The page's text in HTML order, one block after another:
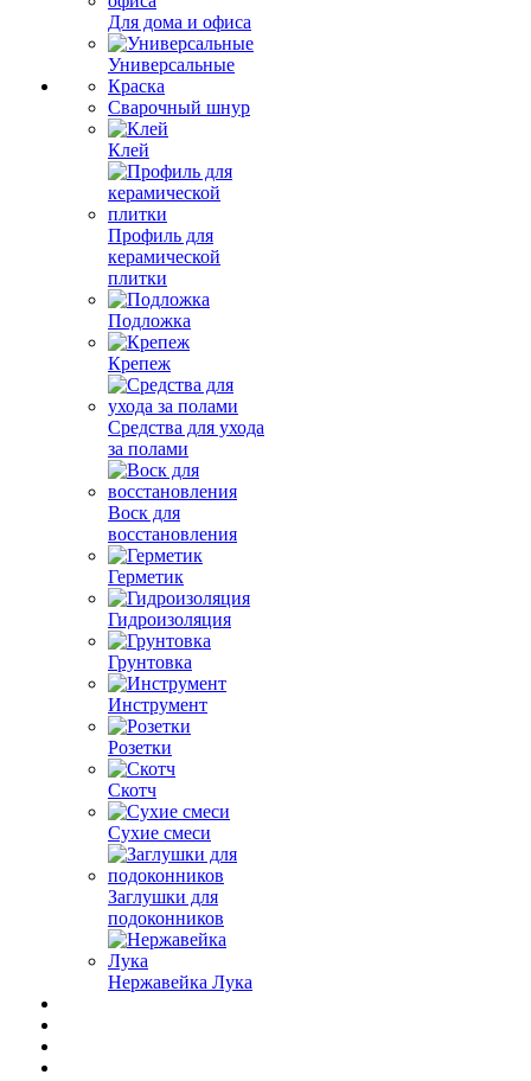
Для дома и офиса
Универсальные
Краска
Сварочный шнур
Клей
Профиль для
керамической
плитки
Подложка
Крепеж
Средства для ухода
за полами
Воск для
восстановления
Герметик
Гидроизоляция
Грунтовка
Инструмент
Розетки
Скотч
Сухие смеси
Заглушки для
подоконников
Нержавейка Лука